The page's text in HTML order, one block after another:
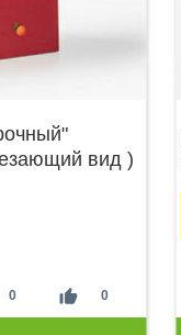
вид )
0 thumb_up 0